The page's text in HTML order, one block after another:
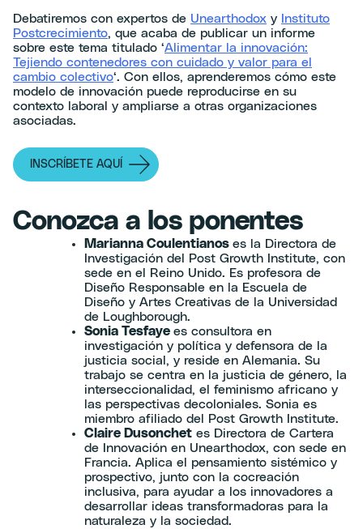
Debatiremos con expertos de Unearthodox y
Instituto
Postcrecimiento, que acaba de publicar un informe
sobre este tema titulado ‘Alimentar la innovación:
Tejiendo contenedores con cuidado y valor para el
cambio colectivo‘. Con ellos, aprenderemos cómo este
modelo de innovación puede reproducirse en su
contexto laboral y ampliarse a otras organizaciones
asociadas.
INSCRÍBETE AQUÍ
Conozca a los ponentes
Marianna Coulentianos es la Directora de
Investigación del Post Growth Institute, con
sede en el Reino Unido. Es profesora de
Diseño Responsable en la Escuela de
Diseño y Artes Creativas de la Universidad
de Loughborough.
Sonia Tesfaye es consultora en
investigación y política y defensora de la
justicia social, y reside en Alemania. Su
trabajo se centra en la justicia de género, la
interseccionalidad, el feminismo africano y
las perspectivas decoloniales. Sonia es
miembro afiliado del Post Growth Institute.
Claire Dusonchet es Directora de Cartera
de Innovación en Unearthodox, con sede en
Francia. Aplica el pensamiento sistémico y
prospectivo, junto con la cocreación
inclusiva, para ayudar a los innovadores a
desarrollar ideas transformadoras para la
naturaleza y la sociedad.